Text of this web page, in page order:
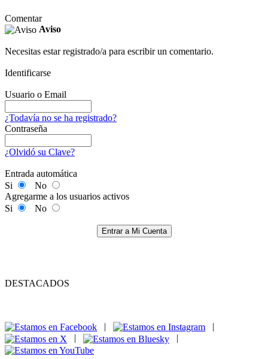
Comentar
Aviso
Necesitas estar registrado/a para escribir un comentario.
Identificarse
Usuario o Email
¿Todavía no se ha registrado?
Contraseña
¿Olvidó su Clave?
Entrada automática
Si
No
Agregarme a los usuarios activos
Si
No
Entrar a Mi Cuenta
DESTACADOS
|
|
|
|